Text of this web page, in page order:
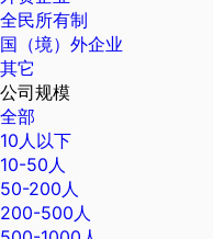
全民所有制
国（境）外企业
其它
公司规模
全部
10人以下
10-50人
50-200人
200-500人